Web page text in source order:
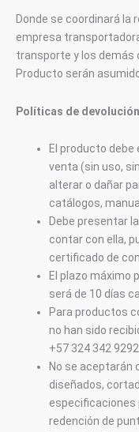
Donde se coordinará la
empresa
transporte y los demás
Producto serán
Políticas de devolución
El producto
venta (sin uso,
alterar o dañar
catálogos,
Debe presentar
contar con ella,
certificado de
El plazo máximo
será de 10 días
Para productos
no han sido
+57 324 342 9292.
No se aceptarán
diseñados,
especificaciones
redención de